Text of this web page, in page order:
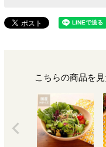
こちらの商品を